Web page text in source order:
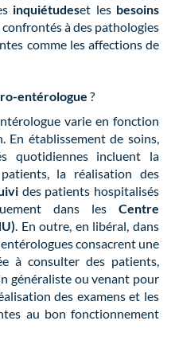
inquiétudeset les besoins
confrontés à des pathologies
comme les affections de
entérologue ?
varie en fonction
En établissement de soins,
quotidiennes incluent la
la réalisation des
des patients hospitalisés
dans les Centre
. En outre, en libéral, dans
consacrent une
à consulter des patients,
généraliste ou venant pour
des examens et les
au bon fonctionnement